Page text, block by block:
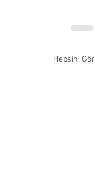
Hepsini Gör